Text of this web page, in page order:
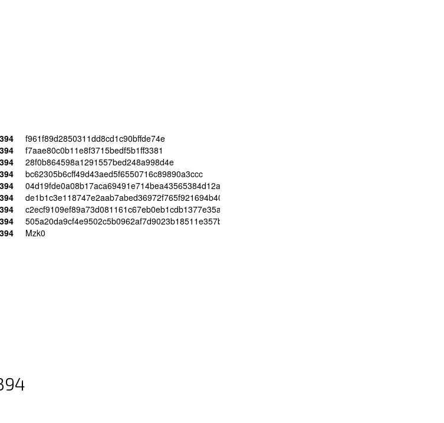
f961f89d2850311dd8cd1c90bffde74e
f7aae80c0b11e8f3715bedf5b1ff3381
28f0b864598a1291557bed248a998d4e
bc62305b6cff49d43aed5f6550716c89890a3ccc
04d19fde0a08b17aca69491e714bea43565384d12a63626e08477662cc03780e
505a20da9cf4e9502c5b0962af7d9023b18511e357b5045859b60a64e41feb86
Mzk0